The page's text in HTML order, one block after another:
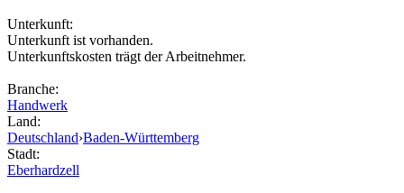
Unterkunft:
Unterkunft ist vorhanden.
Unterkunftskosten trägt der Arbeitnehmer.
Branche:
Handwerk
Land:
Deutschland›Baden-Württemberg
Stadt:
Eberhardzell